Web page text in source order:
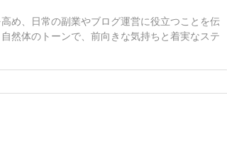
め、日常の副業やブログ運営に役立つことを伝
然体のトーンで、前向きな気持ちと着実なステ